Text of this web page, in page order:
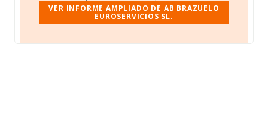
VER INFORME AMPLIADO DE AB BRAZUELO
EUROSERVICIOS SL.